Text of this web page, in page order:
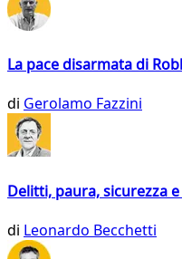
La pace disarmata di
di Gerolamo Fazzini
Delitti, paura, sicurezza
di Leonardo Becchetti